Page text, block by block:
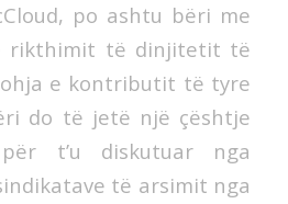
po ashtu bëri me
rikthimit të dinjitetit të
e kontributit të tyre
do të jetë një çështje
t’u diskutuar nga
të arsimit nga